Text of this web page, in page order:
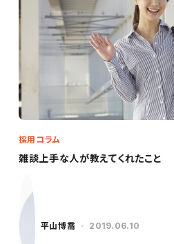
雑談上手な人が教えてくれたこと
採用コラム
平山博喬 2019.06.10